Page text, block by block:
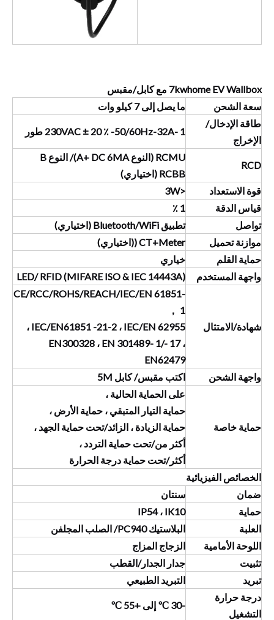
7kwhome EV Wallbox مع كابل/مقبس
سعة الشحن
ما يصل إلى 7 كيلو وات
طاقة الإدخال/
الإخراج
230VAC ± 20 ٪ -50/60Hz-32A- 1 طور
RCD
RCMU (النوع A+ DC 6MA)/ النوع B
RCBB (اختياري)
قوة الاستعداد
<3W
قياس الدقة
1 ٪
تواصل
تطبيق Bluetooth/WiFi (اختياري)
موازنة تحميل
CT+Meter ((اختياري)
حماية القلم
خياري
واجهة المستخدم
LED/ RFID (MIFARE ISO & IEC 14443A)
شهادة/الامتثال
CE/RCC/ROHS/REACH/IEC/EN 61851-
1 ，
IEC/EN61851 -21-2 ، IEC/EN 62955 ،
EN300328 ، EN 301489- 1/- 17 ،
EN62479
واجهة الشحن
اكتب مقبس/ كابل 5M
حماية خاصة
على الحماية الحالية ،
حماية التيار المتبقي ، حماية الأرض ،
حماية الزيادة ، الزائد/تحت حماية الجهد ،
أكثر من/تحت حماية التردد ،
أكثر/تحت حماية درجة الحرارة
الخصائص الفيزيائية
ضمان
سنتان
حماية
IP54 ، IK10
العلبة
البلاستيك PC940/ الصلب المجلفن
اللوحة الأمامية
الزجاج المزاج
تثبيت
جدار الجدار/القطب
تبريد
التبريد الطبيعي
درجة حرارة
التشغيل
-30 ℃ إلى +55 ℃